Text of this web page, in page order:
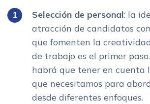
Selección de personal: la
atracción de candidatos
que fomenten la
de trabajo es el primer
habrá que tener en cuenta
que necesitamos para
desde diferentes enfoques.